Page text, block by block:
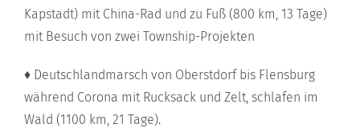
Kapstadt) mit China-Rad und zu Fuß (800 km, 13 Tage)
mit Besuch von zwei Township-Projekten
♦ Deutschlandmarsch von Oberstdorf bis Flensburg
während Corona mit Rucksack und Zelt, schlafen im
Wald (1100 km, 21 Tage).